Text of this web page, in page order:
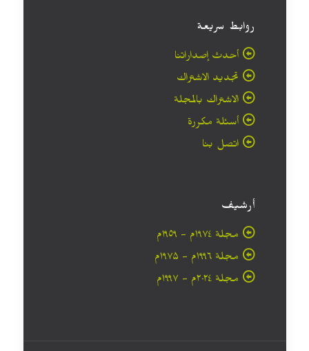
روابط سريعة
أحدث إصداراتنا
تجديد الاشتراك
الاشتراك بالمجلة
أسئلة مكررة
اتصل بنا
أرشيف
مجلة ۱۹۷٤م - ١٩٥٩م
مجلة ۱۹۹٦م - ۱۹۷۵م
مجلة ۲۰۲٤م - ۱۹۹۷م